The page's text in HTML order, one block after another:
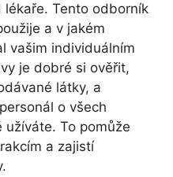
lékaře. Tento odborník
a v jakém
vašim individuálním
je dobré si ověřit,
látky, a
o všech
užíváte. To pomůže
a zajistí